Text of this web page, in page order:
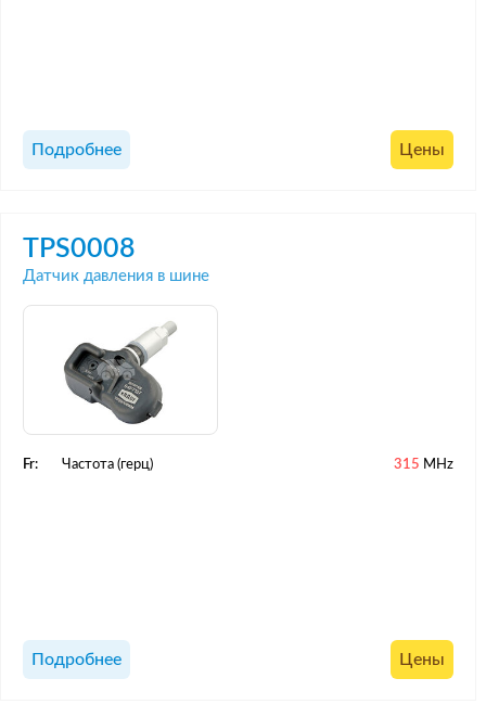
Подробнее Цены
TPS0008
Датчик давления в шине
Fr: Частота (герц) 315 MHz
Подробнее Цены